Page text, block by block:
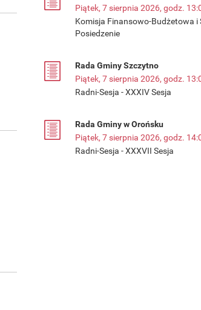
Piątek, 7 sierpnia 2026, godz.
Komisja Finansowo-Budżetowa i
Posiedzenie
Rada Gminy Szczytno
Piątek, 7 sierpnia 2026, godz.
Radni-Sesja - XXXIV Sesja
Rada Gminy w Orońsku
Piątek, 7 sierpnia 2026, godz.
Radni-Sesja - XXXVII Sesja